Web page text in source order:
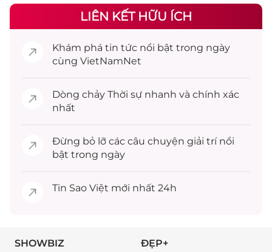
LIÊN KẾT HỮU ÍCH
Khám phá tin tức nổi bật trong ngày
cùng VietNamNet
Dòng chảy Thời sự nhanh và chính xác
nhất
Đừng bỏ lỡ các câu chuyện giải trínổi
bật trong ngày
Tin Sao Việt mới nhất 24h
SHOWBIZ ĐẸP+